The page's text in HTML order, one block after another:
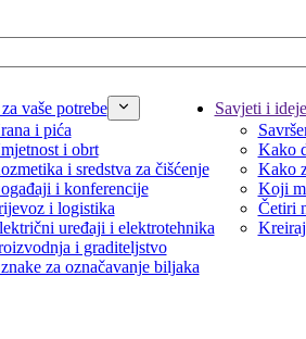
vaše potrebe
i pića
i obrt
i sredstva za čišćenje
i konferencije
i logistika
uređaji i elektrotehnika
i graditeljstvo
za označavanje biljaka
Savjeti i ideje
Kako
Kako
Koji
Četiri